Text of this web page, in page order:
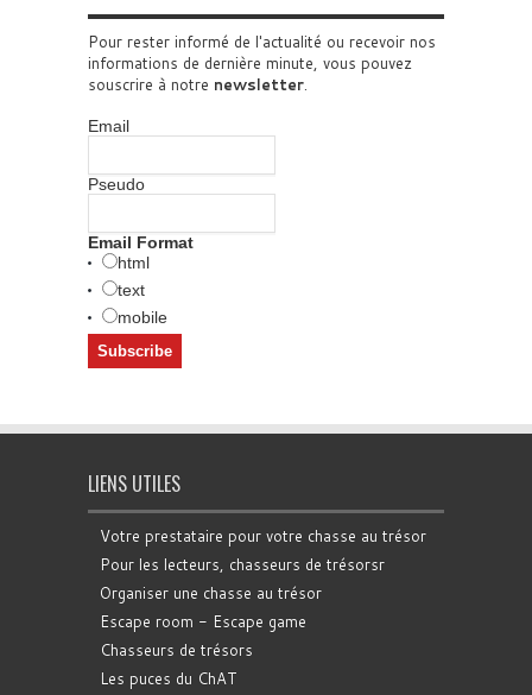
Pour rester informé de l'actualité ou recevoir nos
informations de dernière minute, vous pouvez
souscrire à notre newsletter.
Email
Pseudo
Email Format
html
text
mobile
LIENS UTILES
Votre prestataire pour votre chasse au trésor
Pour les lecteurs, chasseurs de trésorsr
Organiser une chasse au trésor
Escape room - Escape game
Chasseurs de trésors
Les puces du ChAT